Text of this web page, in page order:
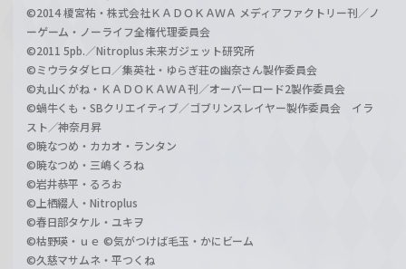
©2014 榎宮祐・株式会社ＫＡＤＯＫＡＷＡ メディアファクトリー刊／ノ
ーゲーム・ノーライフ全権代理委員会
©2011 5pb.／Nitroplus 未来ガジェット研究所
©ミウラタダヒロ／集英社・ゆらぎ荘の幽奈さん製作委員会
©丸山くがね・ＫＡＤＯＫＡＷＡ刊／オーバーロード2製作委員会
©蝸牛くも・SBクリエイティブ／ゴブリンスレイヤー製作委員会 イラ
スト／神奈月昇
©暁なつめ・カカオ・ランタン
©暁なつめ・三嶋くろね
©岩井恭平・るろお
©上栖綴人・Nitroplus
©春日部タケル・ユキヲ
©枯野瑛・ｕｅ ©気がつけば毛玉・かにビーム
©久慈マサムネ・平つくね